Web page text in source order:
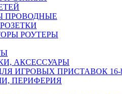
ПРОВОДНЫЕ
РОУТЕРЫ
АКСЕССУАРЫ
ИГРОВЫХ ПРИСТАВОК 16-
ПЕРИФЕРИЯ